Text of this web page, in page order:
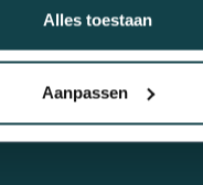
Alles toestaan
Aanpassen